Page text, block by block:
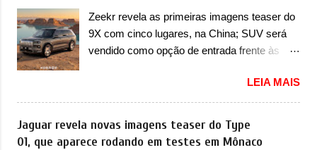
possui um espaço para a placa novo abaixo
do vinco e uma nova entrada de ar inferio...
Equipada com um motor híbrido plug-in
(PHEV), a nova minivan vai colocar a marca
para concorrer com uma série de outras
segmento ainda continua bastante vivo (e
com várias opções). Em termos de design, a
Xia se destaca por trazer uma dianteira com
faróis retangulares e inclinados. Os faróis
Zeekr revela as primeiras imagens teaser do
9X com cinco lugares, na China; SUV será
vendido como opção de entrada frente às
lançamento de uma configuração mais
simples para os interessados no 9X, na
China. O SUV topo de linha da marca poderá
ser vendido com uma opção de cinco
LEIA MAIS
Jaguar revela novas imagens teaser do Type
01, que aparece rodando em testes em Mônaco